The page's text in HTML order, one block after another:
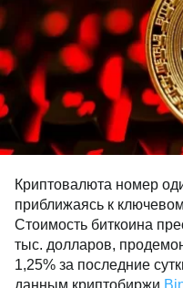
Криптовалюта номер
приближаясь к
Стоимость биткоина
тыс. долларов,
1,25% за последние
данным криптобиржи